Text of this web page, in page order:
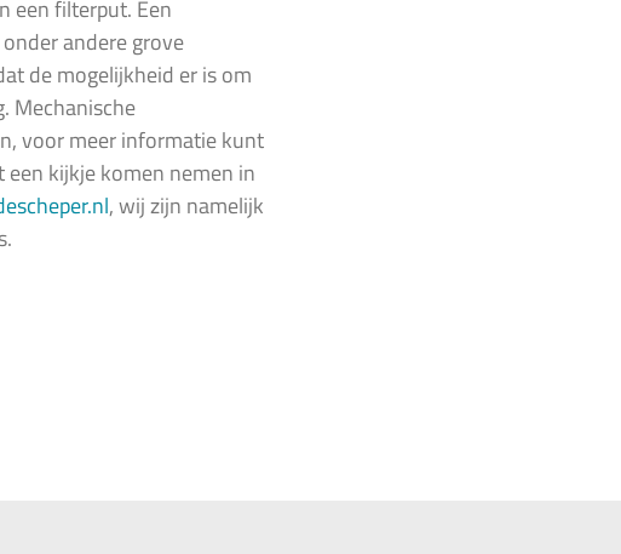
een filterput. Een
andere grove
de mogelijkheid er is om
Mechanische
voor meer informatie kunt
kijkje komen nemen in
, wij zijn namelijk